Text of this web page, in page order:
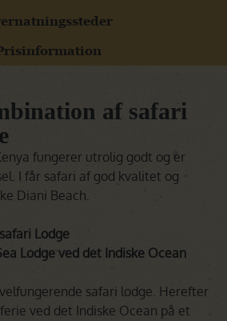
af safari
fungerer utrolig godt og er
I får safari af god kvalitet og
Diani Beach.
Lodge
Lodge ved det Indiske Ocean
safari lodge. Herefter
ved det Indiske Ocean på et